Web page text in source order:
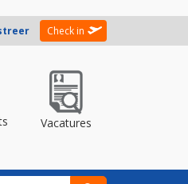
Check in
Vacatures